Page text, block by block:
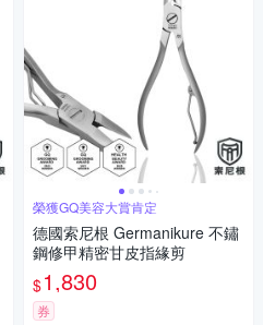
榮獲GQ美容大賞肯定
德國索尼根 Germanikure 不鏽
鋼修甲精密甘皮指緣剪
$1,830
券